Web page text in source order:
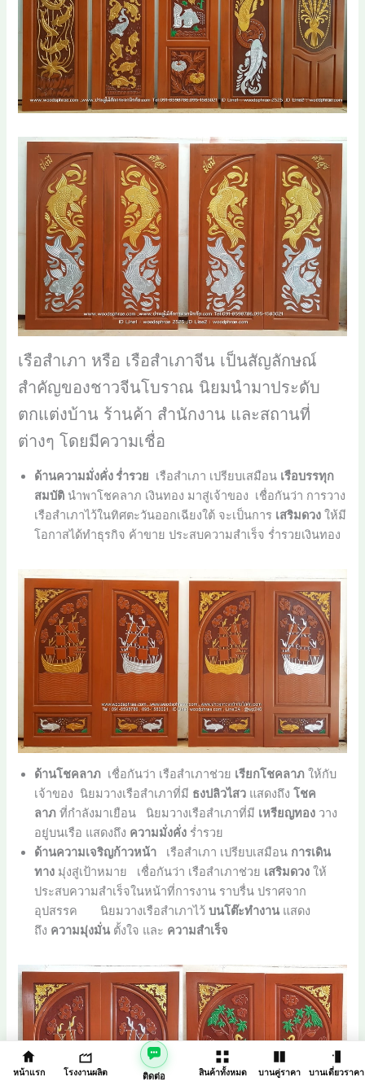
เรือสำเภา หรือ เรือสำเภาจีน เป็นสัญลักษณ์
สำคัญของชาวจีนโบราณ นิยมนำมาประดับ
ตกแต่งบ้าน ร้านค้า สำนักงาน และสถานที่
ต่างๆ โดยมีความเชื่อ
ด้านความมั่งคั่ง ร่ำรวย เรือสำเภา เปรียบเสมือน เรือบรรทุก
สมบัติ นำพาโชคลาภ เงินทอง มาสู่เจ้าของ เชื่อกันว่า การวาง
เรือสำเภาไว้ในทิศตะวันออกเฉียงใต้ จะเป็นการ เสริมดวง ให้มี
โอกาสได้ทำธุรกิจ ค้าขาย ประสบความสำเร็จ ร่ำรวยเงินทอง
ด้านโชคลาภ เชื่อกันว่า เรือสำเภาช่วย เรียกโชคลาภ ให้กับ
เจ้าของ นิยมวางเรือสำเภาที่มี ธงปลิวไสว แสดงถึงโชค
ลาภ ที่กำลังมาเยือน นิยมวางเรือสำเภาที่มี เหรียญทอง วาง
อยู่บนเรือ แสดงถึง ความมั่งคั่ง ร่ำรวย
ด้านความเจริญก้าวหน้า เรือสำเภา เปรียบเสมือน การเดิน
ทาง มุ่งสู่เป้าหมาย เชื่อกันว่า เรือสำเภาช่วย เสริมดวง ให้
ประสบความสำเร็จในหน้าที่การงาน ราบรื่น ปราศจาก
อุปสรรค นิยมวางเรือสำเภาไว้บนโต๊ะทำงาน แสดง
ถึง ความมุ่งมั่น ตั้งใจ และ ความสำเร็จ
หน้าแรก โรงงานผลิต ติดต่อ สินค้าทั้งหมด บานคู่ราคา บานเดี่ยวราคา